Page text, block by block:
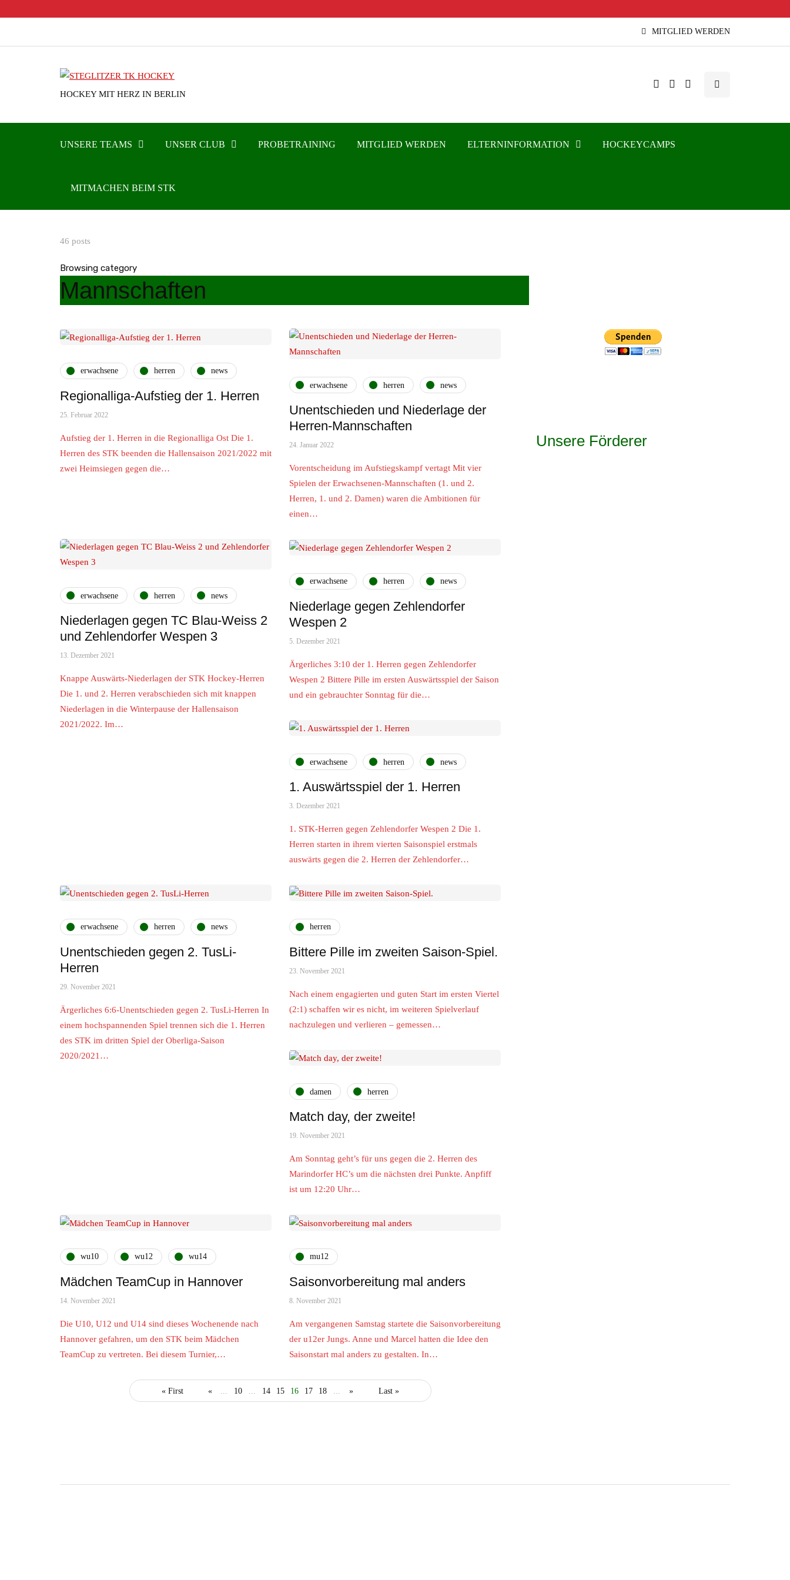
MITGLIED WERDEN
HOCKEY MIT HERZ IN BERLIN
UNSERE TEAMS UNSER CLUB PROBETRAINING MITGLIED WERDEN ELTERNINFORMATION HOCKEYCAMPS
MITMACHEN BEIM STK
46 posts
Browsing category
Mannschaften
erwachsene herren news
Regionalliga-Aufstieg der 1. Herren
25. Februar 2022
Aufstieg der 1. Herren in die Regionalliga Ost Die 1.
Herren des STK beenden die Hallensaison 2021/2022 mit
zwei Heimsiegen gegen die…
erwachsene herren news
Unentschieden und Niederlage der
Herren-Mannschaften
24. Januar 2022
Vorentscheidung im Aufstiegskampf vertagt Mit vier
Spielen der Erwachsenen-Mannschaften (1. und 2.
Herren, 1. und 2. Damen) waren die Ambitionen für
einen…
erwachsene herren news
Niederlagen gegen TC Blau-Weiss 2
und Zehlendorfer Wespen 3
13. Dezember 2021
Knappe Auswärts-Niederlagen der STK Hockey-Herren
Die 1. und 2. Herren verabschieden sich mit knappen
Niederlagen in die Winterpause der Hallensaison
2021/2022. Im…
erwachsene herren news
Niederlage gegen Zehlendorfer
Wespen 2
5. Dezember 2021
Ärgerliches 3:10 der 1. Herren gegen Zehlendorfer
Wespen 2 Bittere Pille im ersten Auswärtsspiel der Saison
und ein gebrauchter Sonntag für die…
erwachsene herren news
1. Auswärtsspiel der 1. Herren
3. Dezember 2021
1. STK-Herren gegen Zehlendorfer Wespen 2 Die 1.
Herren starten in ihrem vierten Saisonspiel erstmals
auswärts gegen die 2. Herren der Zehlendorfer…
erwachsene herren news
Unentschieden gegen 2. TusLi-
Herren
29. November 2021
Ärgerliches 6:6-Unentschieden gegen 2. TusLi-Herren In
einem hochspannenden Spiel trennen sich die 1. Herren
des STK im dritten Spiel der Oberliga-Saison
2020/2021…
herren
Bittere Pille im zweiten Saison-Spiel.
23. November 2021
Nach einem engagierten und guten Start im ersten Viertel
(2:1) schaffen wir es nicht, im weiteren Spielverlauf
nachzulegen und verlieren – gemessen…
damen herren
Match day, der zweite!
19. November 2021
Am Sonntag geht’s für uns gegen die 2. Herren des
Marindorfer HC’s um die nächsten drei Punkte. Anpfiff
ist um 12:20 Uhr…
wu10 wu12 wu14
Mädchen TeamCup in Hannover
14. November 2021
Die U10, U12 und U14 sind dieses Wochenende nach
Hannover gefahren, um den STK beim Mädchen
TeamCup zu vertreten. Bei diesem Turnier,…
mu12
Saisonvorbereitung mal anders
8. November 2021
Am vergangenen Samstag startete die Saisonvorbereitung
der u12er Jungs. Anne und Marcel hatten die Idee den
Saisonstart mal anders zu gestalten. In…
« First « 10 14 15 16 17 18 » Last »
Unsere Förderer